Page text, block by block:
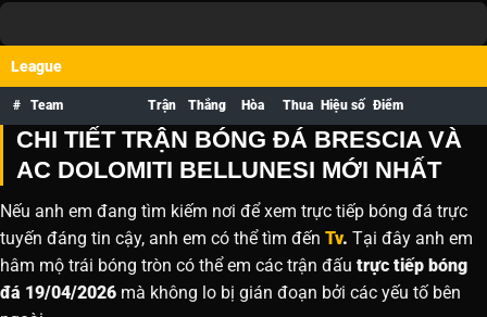
League
# Team Trận Thắng Hòa Thua Hiệu số Điểm
CHI TIẾT TRẬN BÓNG ĐÁ BRESCIA VÀ
AC DOLOMITI BELLUNESI MỚI NHẤT
Nếu anh em đang tìm kiếm nơi để xem trực tiếp bóng đá trực
tuyến đáng tin cậy, anh em có thể tìm đến Tv. Tại đây anh em
hâm mộ trái bóng tròn có thể em các trận đấu trực tiếp bóng
đá 19/04/2026 mà không lo bị gián đoạn bởi các yếu tố bên